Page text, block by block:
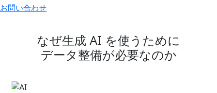
お問い合わせ
なぜ生成 AI を使うために
データ整備が必要なのか